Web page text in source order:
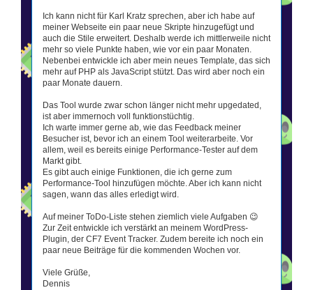
Ich kann nicht für Karl Kratz sprechen, aber ich habe auf
meiner Webseite ein paar neue Skripte hinzugefügt und
auch die Stile erweitert. Deshalb werde ich mittlerweile nicht
mehr so viele Punkte haben, wie vor ein paar Monaten.
Nebenbei entwickle ich aber mein neues Template, das sich
mehr auf PHP als JavaScript stützt. Das wird aber noch ein
paar Monate dauern.
Das Tool wurde zwar schon länger nicht mehr upgedated,
ist aber immernoch voll funktionstüchtig.
Ich warte immer gerne ab, wie das Feedback meiner
Besucher ist, bevor ich an einem Tool weiterarbeite. Vor
allem, weil es bereits einige Performance-Tester auf dem
Markt gibt.
Es gibt auch einige Funktionen, die ich gerne zum
Performance-Tool hinzufügen möchte. Aber ich kann nicht
sagen, wann das alles erledigt wird.
Auf meiner ToDo-Liste stehen ziemlich viele Aufgaben 😉
Zur Zeit entwickle ich verstärkt an meinem WordPress-
Plugin, der CF7 Event Tracker. Zudem bereite ich noch ein
paar neue Beiträge für die kommenden Wochen vor.
Viele Grüße,
Dennis